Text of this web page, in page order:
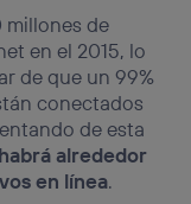
millones de
en el 2015, lo
de que un 99%
conectados
de esta
alrededor
en línea.